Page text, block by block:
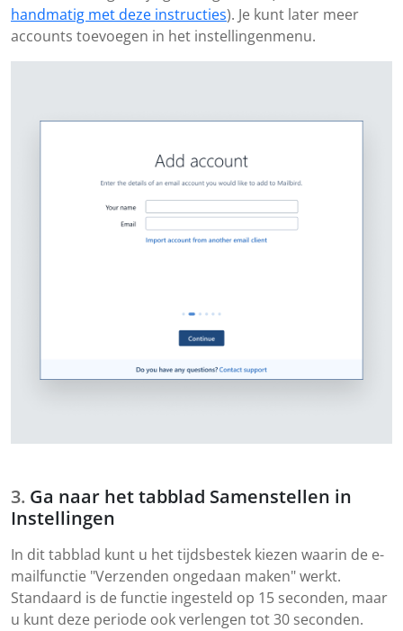
handmatig met deze instructies). Je kunt later meer
accounts toevoegen in het instellingenmenu.
Ga naar het tabblad Samenstellen in
Instellingen
In dit tabblad kunt u het tijdsbestek kiezen waarin de e-
mailfunctie "Verzenden ongedaan maken" werkt.
Standaard is de functie ingesteld op 15 seconden, maar
u kunt deze periode ook verlengen tot 30 seconden.